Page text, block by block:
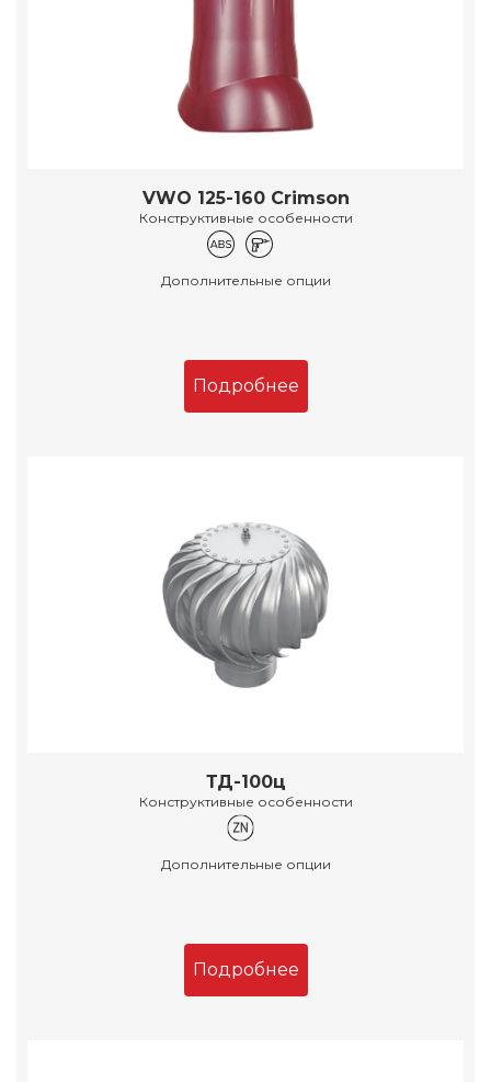
VWO 125-160 Crimson
Конструктивные особенности
Дополнительные опции
Подробнее
ТД-100ц
Конструктивные особенности
Дополнительные опции
Подробнее